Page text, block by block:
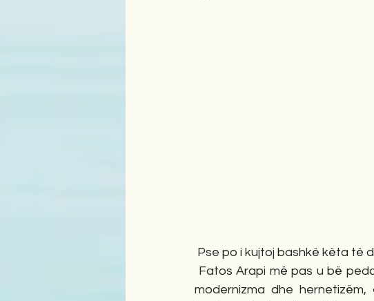
Pse po i kujtoj bashkë këta të
modernizma dhe